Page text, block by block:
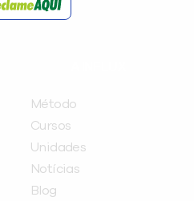
Método
Cursos
Unidades
Notícias
Blog